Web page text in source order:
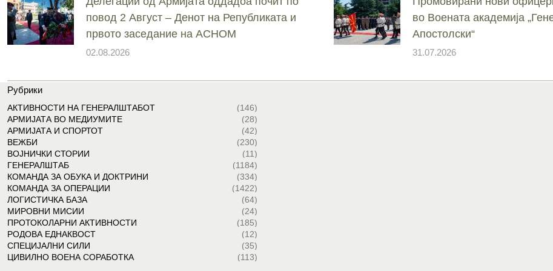
повод 2 Август – Денот на Републиката и
првото заседание на АСНОМ
02.08.2026
во Воената академија
Апостолски“
31.07.2026
Рубрики
АКТИВНОСТИ НА ГЕНЕРАЛШТАБОТ
(146)
АРМИЈАТА ВО МЕДИУМИТЕ
(28)
АРМИЈАТА И СПОРТОТ
(42)
ВЕЖБИ
(230)
ВОЈНИЧКИ СТОРИИ
(11)
ГЕНЕРАЛШТАБ
(1184)
КОМАНДА ЗА ОБУКА И ДОКТРИНИ
(334)
КОМАНДА ЗА ОПЕРАЦИИ
(1422)
ЛОГИСТИЧКА БАЗА
(64)
МИРОВНИ МИСИИ
(24)
ПРОТОКОЛАРНИ АКТИВНОСТИ
(185)
РОДОВА ЕДНАКВОСТ
(12)
СПЕЦИЈАЛНИ СИЛИ
(35)
ЦИВИЛНО ВОЕНА СОРАБОТКА
(113)